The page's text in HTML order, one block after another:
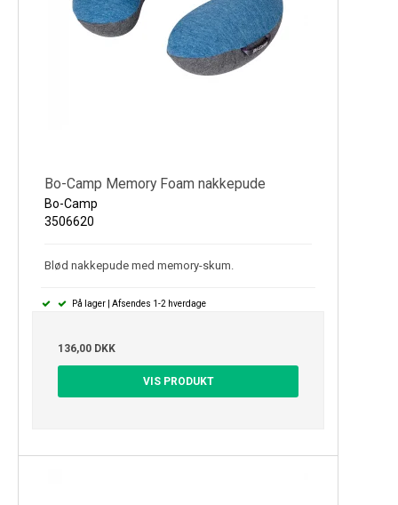
Bo-Camp Memory Foam nakkepude
Bo-Camp
3506620
Blød nakkepude med memory-skum.
På lager | Afsendes 1-2 hverdage
136,00 DKK
VIS PRODUKT